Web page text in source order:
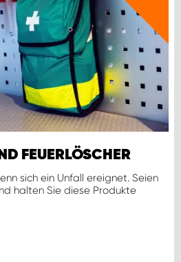
FEUERLÖSCHER
sich ein Unfall ereignet. Seien
halten Sie diese Produkte